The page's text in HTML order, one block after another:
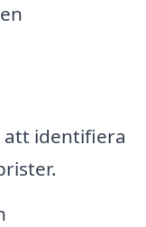
identifiera